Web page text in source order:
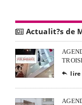
Actualit?s de
 lire